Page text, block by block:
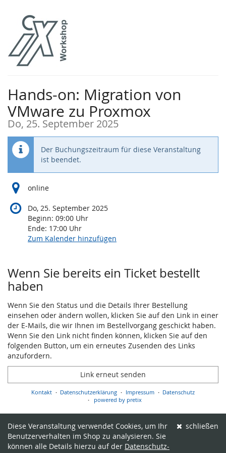
Haupt-
Inhalt
springen
Hands-on: Migration von
VMware zu Proxmox
Do, 25. September 2025
Der Buchungszeitraum für diese Veranstaltung
ist beendet.
online
Do, 25. September 2025
Beginn: 09:00 Uhr
Ende: 17:00 Uhr
Zum Kalender hinzufügen
Wenn Sie bereits ein Ticket bestellt
haben
Wenn Sie den Status und die Details Ihrer Bestellung
einsehen oder ändern wollen, klicken Sie auf den Link in einer
der E-Mails, die wir Ihnen im Bestellvorgang geschickt haben.
Wenn Sie den Link nicht finden können, klicken Sie auf den
folgenden Button, um ein erneutes Zusenden des Links
anzufordern.
Link erneut senden
Kontakt Datenschutzerklärung Impressum
Datenschutz
powered by pretix
schließen
Diese Veranstaltung verwendet Cookies, um Ihr
Benutzerverhalten im Shop zu analysieren. Sie
können alle Details hierzu auf der Datenschutz-